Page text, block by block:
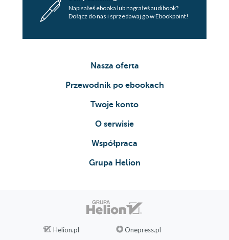
Napisałeś ebooka lub nagrałeś audibook?
Dołącz do nas i sprzedawaj go w Ebookpoint!
Nasza oferta
Przewodnik po ebookach
Twoje konto
O serwisie
Współpraca
Grupa Helion
Helion.pl
Onepress.pl